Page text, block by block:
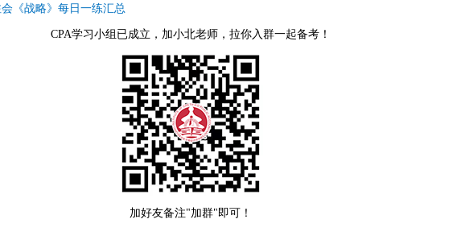
会《战略》每日一练汇总
CPA学习小组已成立，加小北老师，拉你入群一起备考！
加好友备注"加群"即可！